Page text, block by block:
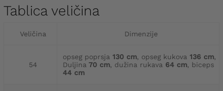
Tablica veličina
Veličina Dimenzije
54
opseg poprsja 130 cm, opseg kukova 136 cm,
Duljina 70 cm, dužina rukava 64 cm, biceps
44 cm